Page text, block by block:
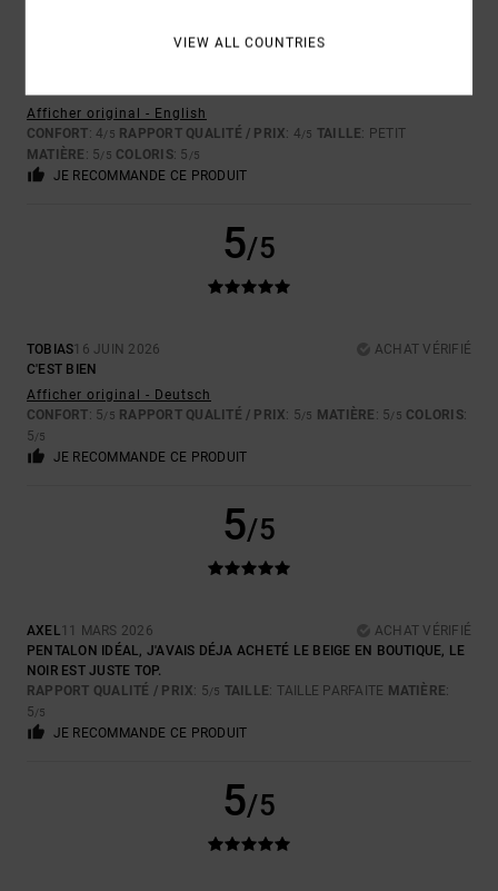
Afficher original - English
CONFORT: 4/5 RAPPORT QUALITÉ / PRIX: 4/5 TAILLE: PETIT
MATIÈRE : 5/5 COLORIS: 5 /5
JE RECOMMANDE CE PRODUIT
5/5
TOBIAS16 JUIN 2026
ACHAT VÉRIFIÉ
C'EST BIEN
Afficher original - Deutsch
CONFORT: 5/5 RAPPORT QUALITÉ / PRIX: 5/5 MATIÈRE : 5/5 COLORIS:
5/5
JE RECOMMANDE CE PRODUIT
5/5
AXEL11 MARS 2026
ACHAT VÉRIFIÉ
PENTALON IDÉAL, J'AVAIS DÉJA ACHETÉ LE BEIGE EN BOUTIQUE, LE
NOIR EST JUSTE TOP.
RAPPORT QUALITÉ / PRIX: 5/5 TAILLE: TAILLE PARFAITE MATIÈRE:
5/5
JE RECOMMANDE CE PRODUIT
5/5
VIEW ALL COUNTRIES